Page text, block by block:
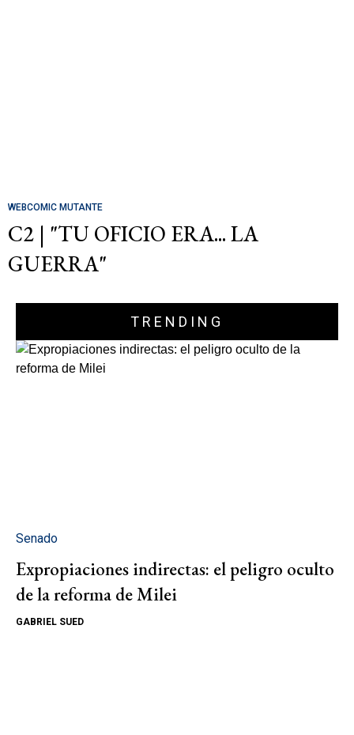
WEBCOMIC MUTANTE
C2 | "TU OFICIO ERA... LA
GUERRA"
TRENDING
Senado
Expropiaciones indirectas: el peligro oculto
de la reforma de Milei
GABRIEL SUED